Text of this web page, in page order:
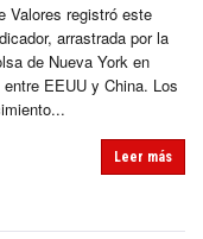
Valores registró este
arrastrada por la
de Nueva York en
EEUU y China. Los
Leer más